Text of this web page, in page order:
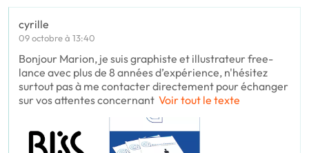
cyrille
09 octobre à 13:40
Bonjour Marion, je suis graphiste et illustrateur free-
lance avec plus de 8 années d’expérience, n'hésitez
surtout pas à me contacter directement pour échanger
sur vos attentes concernant Voir tout le texte